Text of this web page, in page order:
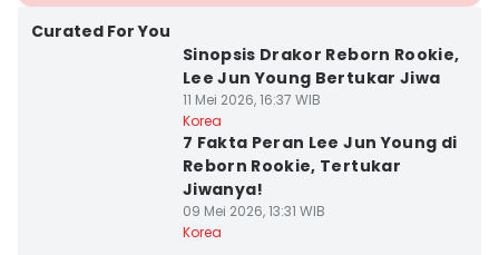
Curated For You
Sinopsis Drakor Reborn Rookie,
Lee Jun Young Bertukar Jiwa
11 Mei 2026, 16:37 WIB
Korea
7 Fakta Peran Lee Jun Young di
Reborn Rookie, Tertukar
Jiwanya!
09 Mei 2026, 13:31 WIB
Korea